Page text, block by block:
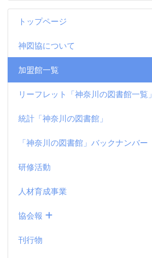
トップページ
神図協について
加盟館一覧
リーフレット「神奈川の図書館一覧」
統計「神奈川の図書館」
「神奈川の図書館」バックナンバー
研修活動
人材育成事業
協会報
刊行物